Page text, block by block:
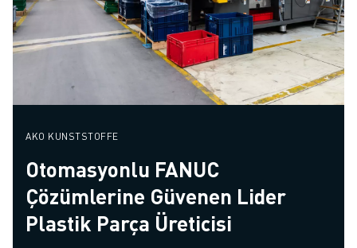
AKO KUNSTSTOFFE
Otomasyonlu FANUC
Çözümlerine Güvenen Lider
Plastik Parça Üreticisi